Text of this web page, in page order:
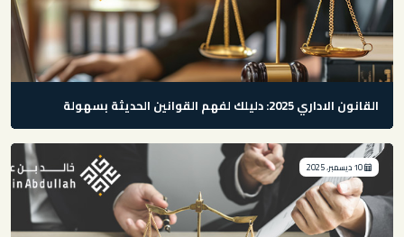
القانون الاداري 2025: دليلك لفهم القوانين الحديثة بسهولة